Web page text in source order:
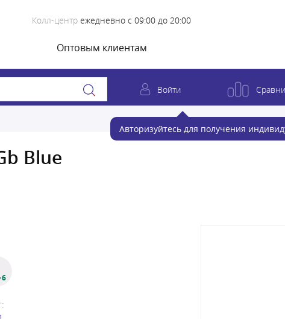
Колл-центр ежедневно с 09:00 до 20:00
Оптовым клиентам
Войти
Авторизуйтесь для получения
Blue